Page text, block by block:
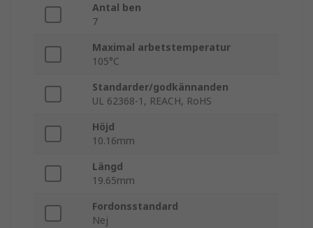
Antal ben
7
Maximal arbetstemperatur
105°C
Standarder/godkännanden
UL 62368-1, REACH, RoHS
Höjd
10.16mm
Längd
19.65mm
Fordonsstandard
Nej